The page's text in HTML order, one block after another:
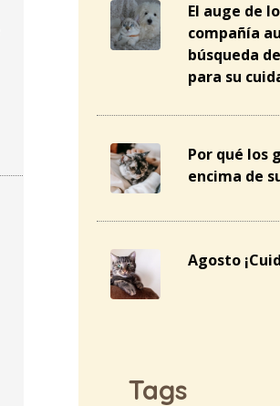
El auge de
compañía
búsqueda
para su
Por qué los
encima de
Agosto
Tags